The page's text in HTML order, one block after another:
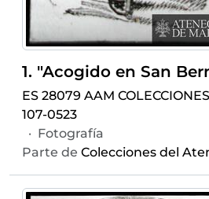
ES 28079 AAM
107-0523
· Fotografía
Parte de Colecciones del